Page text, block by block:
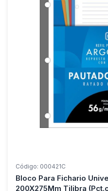
Código: 000421C
Bloco Para Fichario
200X275Mm Tilibra